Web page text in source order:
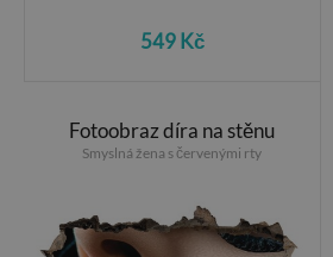
549 Kč
Fotoobraz díra na stěnu
Smyslná žena s červenými rty